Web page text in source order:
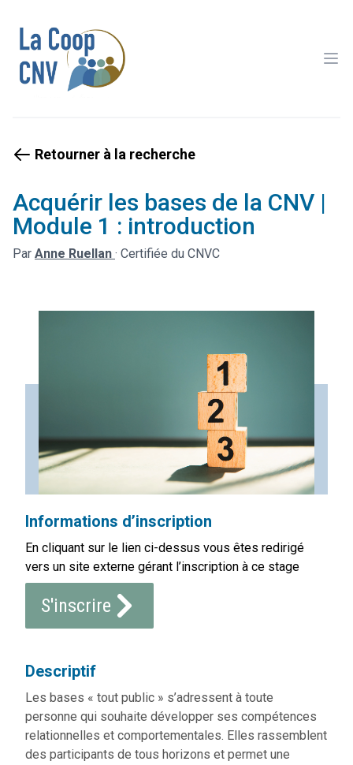
Retourner à la recherche
Acquérir les bases de la CNV |
Module 1 : introduction
Par Anne Ruellan · Certifiée du CNVC
Informations d’inscription
En cliquant sur le lien ci-dessus vous êtes redirigé
vers un site externe gérant l’inscription à ce stage
S'inscrire
Descriptif
Les bases « tout public » s’adressent à toute
personne qui souhaite développer ses compétences
relationnelles et comportementales. Elles rassemblent
des participants de tous horizons et permet une